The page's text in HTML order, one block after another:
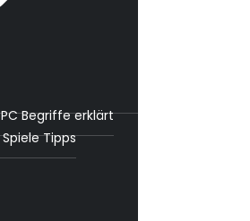
PC Begriffe erklärt
Spiele Tipps